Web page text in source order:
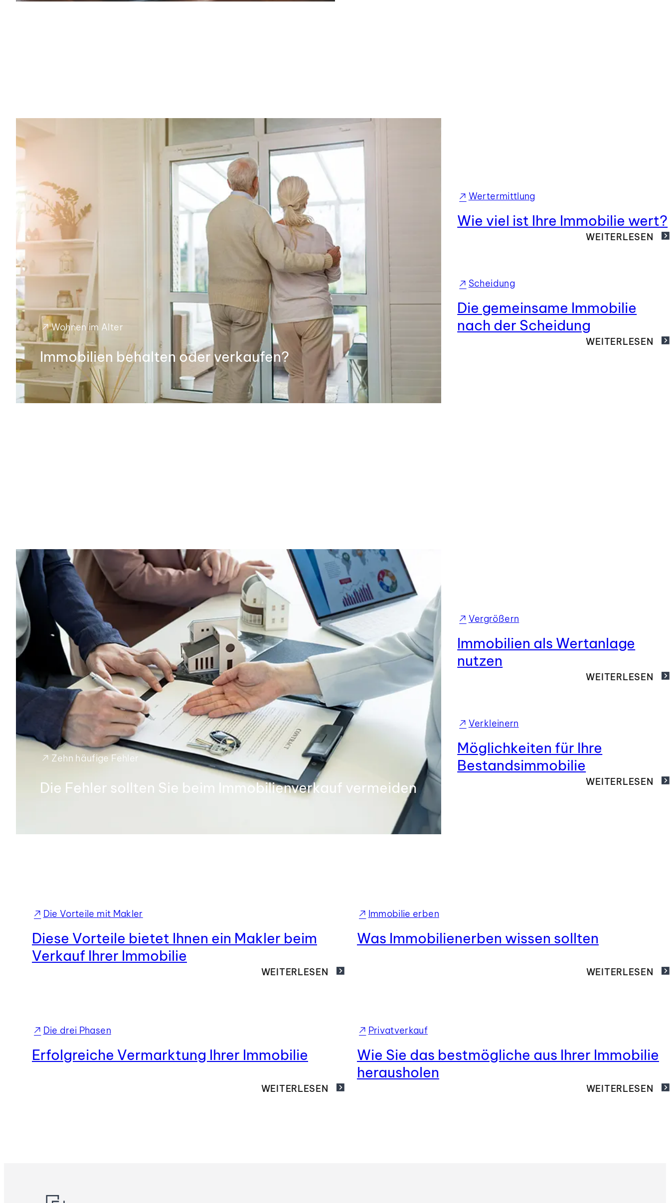
Wohnen im Alter
Immobilien behalten oder verkaufen?
Wertermittlung
Wie viel ist Ihre Immobilie wert?
WEITERLESEN
Scheidung
Die gemeinsame Immobilie
nach der Scheidung
WEITERLESEN
Zehn häufige Fehler
Die Fehler sollten Sie beim Immobilienverkauf vermeiden
Vergrößern
Immobilien als Wertanlage
nutzen
WEITERLESEN
Verkleinern
Möglichkeiten für Ihre
Bestandsimmobilie
WEITERLESEN
Die Vorteile mit Makler
Diese Vorteile bietet Ihnen ein Makler beim
Verkauf Ihrer Immobilie
WEITERLESEN
Immobilie erben
Was Immobilienerben wissen sollten
WEITERLESEN
Die drei Phasen
Erfolgreiche Vermarktung Ihrer Immobilie
WEITERLESEN
Privatverkauf
Wie Sie das bestmögliche aus Ihrer Immobilie
herausholen
WEITERLESEN